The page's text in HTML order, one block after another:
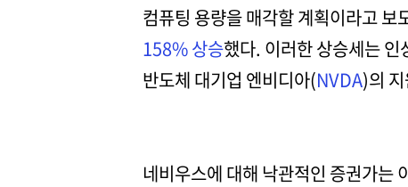
컴퓨팅 용량을 매각할 계획이라고
158% 상승했다. 이러한 상승세는
반도체 대기업 엔비디아(NVDA)의
네비우스에 대해 낙관적인 증권가는